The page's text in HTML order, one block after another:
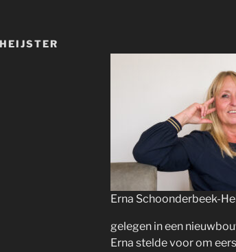
Erna Schoonderbeek-
gelegen in een
Erna stelde voor om